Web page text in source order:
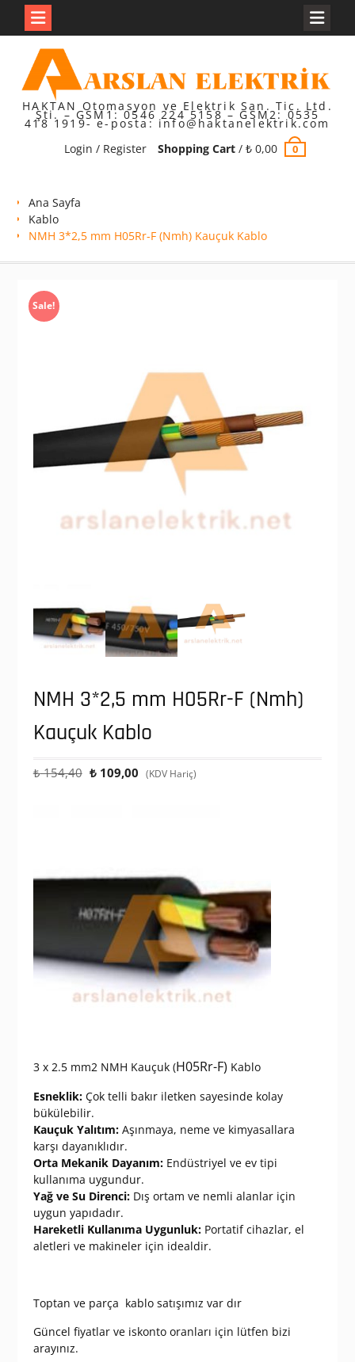
content
HAKTAN Otomasyon ve Elektrik San. Tic. Ltd.
Şti. – GSM1: 0546 224 5158 – GSM2: 0535
418 1919- e-posta: info@haktanelektrik.com
Login / Register
Shopping Cart/ ₺0,00 0
Ana Sayfa
Kablo
NMH 3*2,5 mm H05Rr-F (Nmh) Kauçuk Kablo
Sale!
NMH 3*2,5 mm H05Rr-F (Nmh)
Kauçuk Kablo
₺154,40 Orijinal
₺109,00 Şu
(KDV Hariç)
3 x 2.5 mm2 NMH Kauçuk (H05Rr-F) Kablo
Esneklik:Çok telli bakır iletken sayesinde kolay
bükülebilir.
Kauçuk Yalıtım:Aşınmaya, neme ve kimyasallara
karşı dayanıklıdır.
Orta Mekanik Dayanım:Endüstriyel ve ev tipi
kullanıma uygundur.
Yağ ve Su Direnci:Dış ortam ve nemli alanlar için
uygun yapıdadır.
Hareketli Kullanıma Uygunluk:Portatif cihazlar, el
aletleri ve makineler için idealdir.
Toptan ve parça kablo satışımız var dır
Güncel fiyatlar ve iskonto oranları için lütfen bizi
arayınız.